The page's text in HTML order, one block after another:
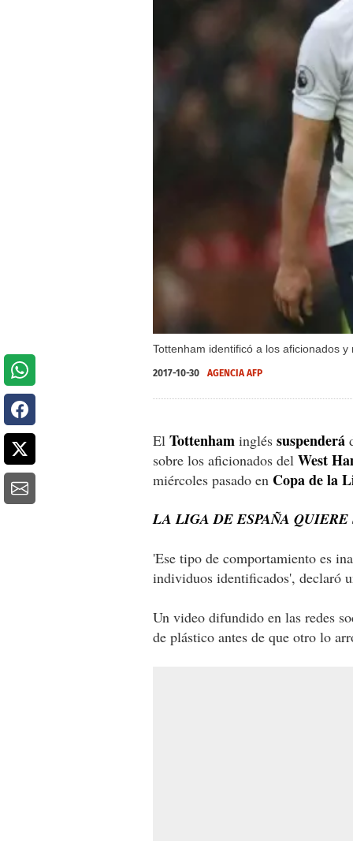
Tottenham identificó a los aficionados
2017-10-30 AGENCIA AFP
El Tottenham inglés suspenderá
sobre los aficionados del West
miércoles pasado en Copa de la
LA LIGA DE ESPAÑA
'Ese tipo de comportamiento es
individuos identificados', declaró
Un video difundido en las redes
de plástico antes de que otro lo